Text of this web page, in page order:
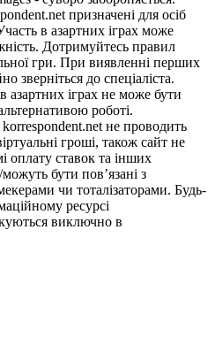
призначені для осіб
в азартних іграх може
Дотримуйтесь правил
гри. При виявленні перших
зверніться до спеціаліста.
азартних іграх не може бути
роботі.
не проводить
гроші, також сайт не
оплату ставок та інших
можуть бути пов’язані з
чи тоталізаторами. Будь-
ресурсі
виключно в